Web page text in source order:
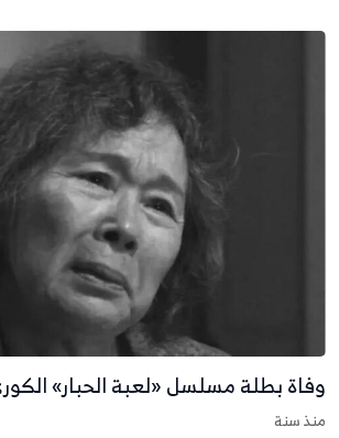
بطلة مسلسل «لعبة الحبار» الكوري
سنة